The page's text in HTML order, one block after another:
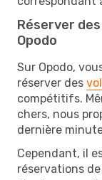
Réserver
Opodo
Sur Opodo,
réserver des
compétitifs.
chers, nous
dernière
Cependant, il
réservations